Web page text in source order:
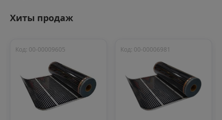
Хиты продаж
Код: 00-00009605 Код: 00-00006981